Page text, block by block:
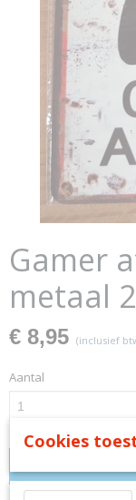
Gamer
metaal
€ 8,95 (inclusief
Aantal
Cookies